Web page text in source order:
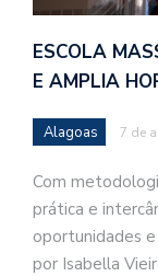
ESCOLA
E AMPLIA
Alagoas 7 de
Com
prática e
oportunidades
por Isabella